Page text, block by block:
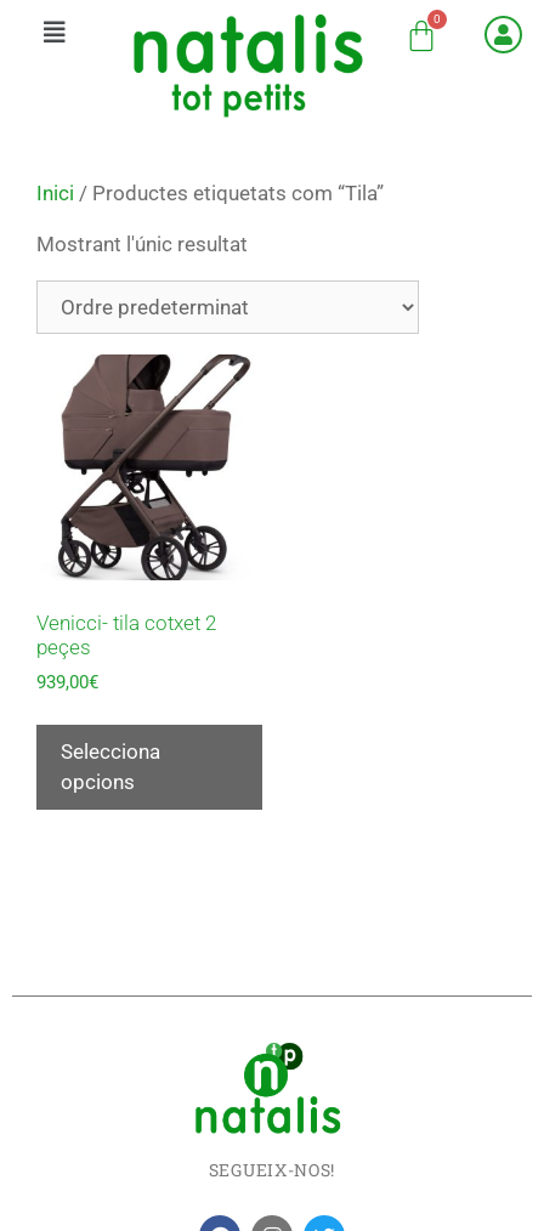
Inici / Productes etiquetats com “Tila”
Mostrant l'únic resultat
Venicci- tila cotxet 2
peçes
939,00€
Selecciona
opcions
SEGUEIX-NOS!